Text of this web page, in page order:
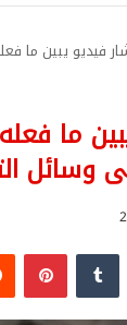
فيديو يبين ما
ما
وسائل